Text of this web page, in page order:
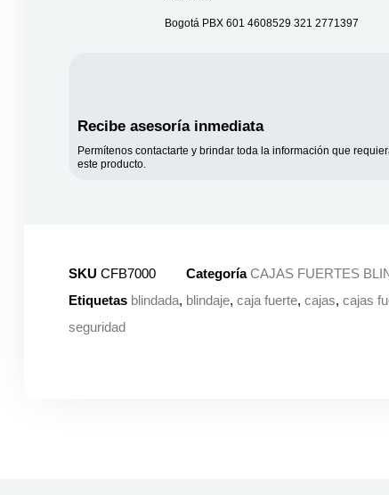
Bogotá PBX 601 4608529 321 2771397
Recibe asesoría inmediata
Permítenos contactarte y brindar toda la información que
este producto.
SKU CFB7000 Categoría CAJAS FUERTES
Etiquetas blindada, blindaje, caja fuerte, cajas, cajas
seguridad